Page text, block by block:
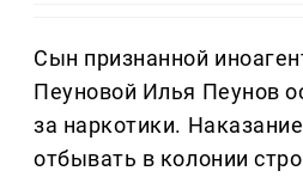
Сын признанной
Пеуновой Илья Пеунов
за наркотики.
отбывать в колонии